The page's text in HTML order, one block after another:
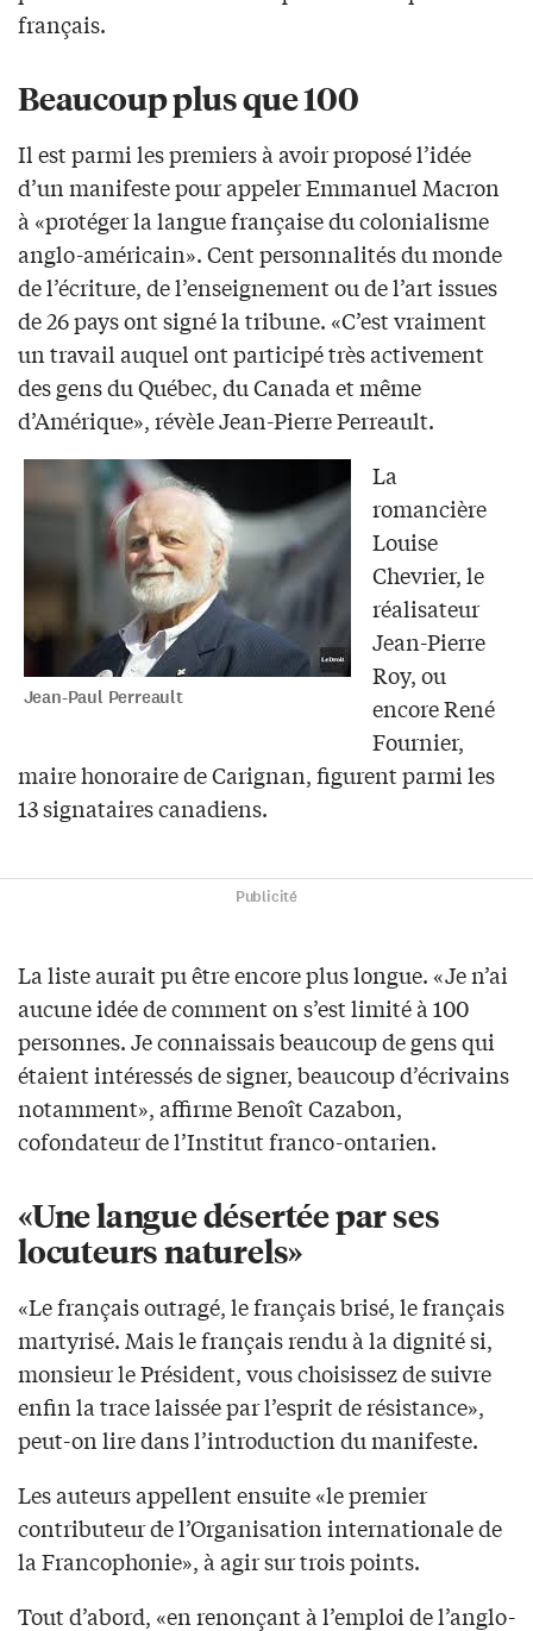
français.
Beaucoup plus que 100
Il est parmi les premiers à avoir proposé l’idée
d’un manifeste pour appeler Emmanuel Macron
à «protéger la langue française du colonialisme
anglo-américain». Cent personnalités du monde
de l’écriture, de l’enseignement ou de l’art issues
de 26 pays ont signé la tribune. «C’est vraiment
un travail auquel ont participé très activement
des gens du Québec, du Canada et même
d’Amérique», révèle Jean-Pierre Perreault.
Jean-Paul Perreault
La
romancière
Louise
Chevrier, le
réalisateur
Jean-Pierre
Roy, ou
encore René
Fournier,
maire honoraire de Carignan, figurent parmi les
13 signataires canadiens.
Publicité
La liste aurait pu être encore plus longue. «Je n’ai
aucune idée de comment on s’est limité à 100
personnes. Je connaissais beaucoup de gens qui
étaient intéressés de signer, beaucoup d’écrivains
notamment», affirme Benoît Cazabon,
cofondateur de l’Institut franco-ontarien.
«Une langue désertée par ses
locuteurs naturels»
«Le français outragé, le français brisé, le français
martyrisé. Mais le français rendu à la dignité si,
monsieur le Président, vous choisissez de suivre
enfin la trace laissée par l’esprit de résistance»,
peut-on lire dans l’introduction du manifeste.
Les auteurs appellent ensuite «le premier
contributeur de l’Organisation internationale de
la Francophonie», à agir sur trois points.
Tout d’abord, «en renonçant à l’emploi de l’anglo-